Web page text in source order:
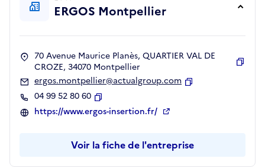
ERGOS Montpellier
70 Avenue Maurice Planès, QUARTIER VAL DE
CROZE, 34070 Montpellier
ergos.montpellier@actualgroup.com
04 99 52 80 60
Copier
https://www.ergos-insertion.fr/
Voir la fiche de l'entreprise